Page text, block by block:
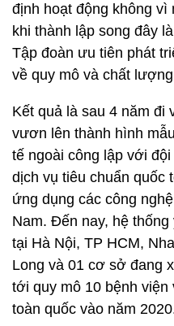
định hoạt động không
khi thành lập song đây
Tập đoàn ưu tiên phát
về quy mô và chất
Kết quả là sau 4 năm đi
vươn lên thành hình
tế ngoài công lập với
dịch vụ tiêu chuẩn quốc
ứng dụng các công
Nam. Đến nay, hệ
tại Hà Nội, TP HCM,
Long và 01 cơ sở đang
tới quy mô 10 bệnh
toàn quốc vào năm